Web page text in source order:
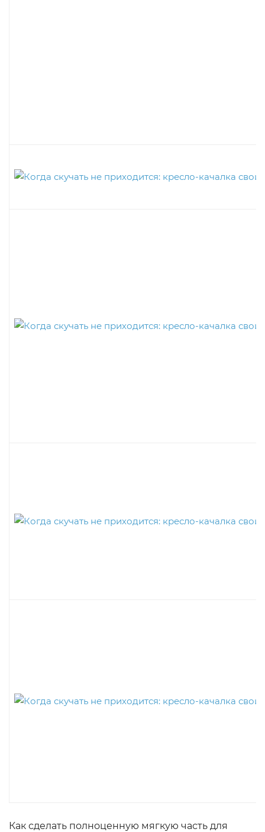
Как сделать полноценную мягкую часть для